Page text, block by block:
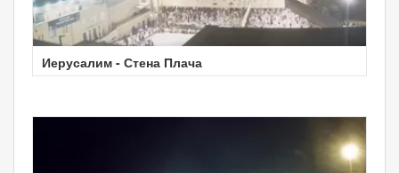
Иерусалим - Стена Плача